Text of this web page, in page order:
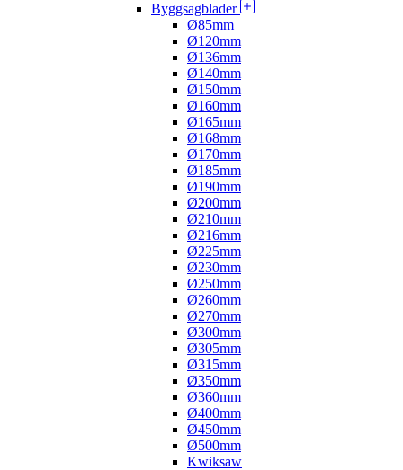
Byggsagblader
Ø85mm
Ø120mm
Ø136mm
Ø140mm
Ø150mm
Ø160mm
Ø165mm
Ø168mm
Ø170mm
Ø185mm
Ø190mm
Ø200mm
Ø210mm
Ø216mm
Ø225mm
Ø230mm
Ø250mm
Ø260mm
Ø270mm
Ø300mm
Ø305mm
Ø315mm
Ø350mm
Ø360mm
Ø400mm
Ø450mm
Ø500mm
Kwiksaw